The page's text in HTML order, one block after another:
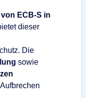
ECB-S in
dieser
Die
sowie